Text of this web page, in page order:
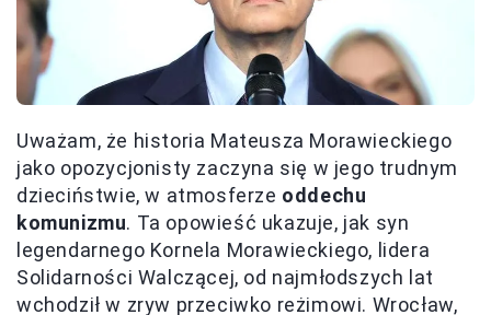
Uważam, że historia Mateusza Morawieckiego
jako opozycjonisty zaczyna się w jego trudnym
dzieciństwie, w atmosferze oddechu
komunizmu. Ta opowieść ukazuje, jak syn
legendarnego Kornela Morawieckiego, lidera
Solidarności Walczącej, od najmłodszych lat
wchodził w zryw przeciwko reżimowi. Wrocław,